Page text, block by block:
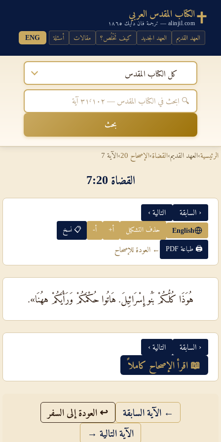
الكتاب المقدس العربي
alinjil.com — ترجمة فان دايك ١٨٦٥
العهد القديم العهد الجديد كيف تَخْلُص؟ مقالات أسئلة ENG
كل الكتاب المقدس
بحث
الرئيسية›العهد القديم›القضاة›الإصحاح 20 ›الآية 7
القضاة 20‏:‏7
‹ السابقة التالية ›
English حذف التشكيل أ+ أ- 📋 نسخ
🖨 طباعة PDF ← العودة للإصحاح
هُوَذَا كُلُّكُمْ بَنُو إِسْرَائِيلَ. هَاتُوا حُكْمَكُمْ وَرَأْيَكُمْ ههُنَا».
‹ السابقة التالية ›
📖 اقرأ الإصحاح كاملاً
← الآية السابقة
↩ العودة إلى السفر
الآية التالية →